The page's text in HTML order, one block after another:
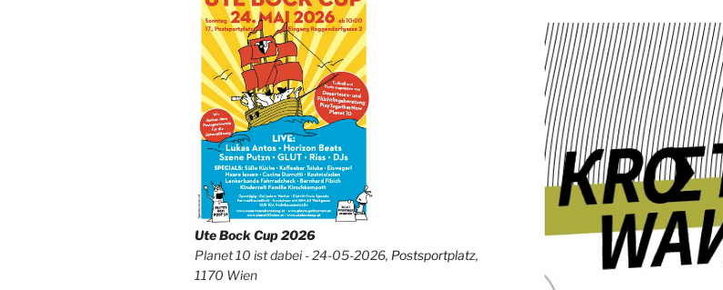
Ute Bock Cup 2026
Planet 10 ist dabei - 24-05-2026, Postsportplatz,
1170 Wien